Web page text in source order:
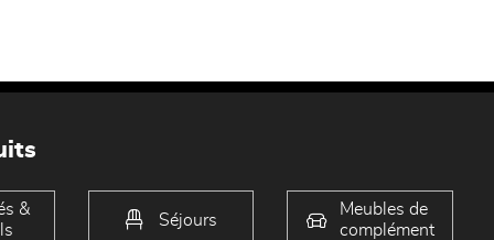
&
Séjours
Meubles de
complément